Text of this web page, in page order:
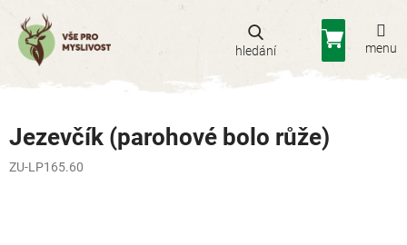
obsah
Nákupní
košík
Jezevčík (parohové bolo růže)
ZU-LP165.60